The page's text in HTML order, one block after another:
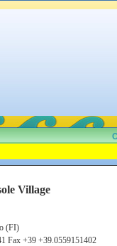
Village
(FI)
Fax +39 +39.0559151402